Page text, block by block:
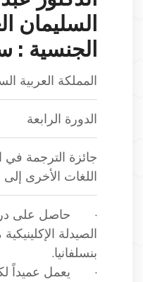
السليمان
الجنسية :
المملكة العربية
الدورة الرابعة
جائزة الترجمة في
اللغات الأخرى إلى
· حاصل على
الصيدلة
بنسلفانيا.
· يعمل عميداً